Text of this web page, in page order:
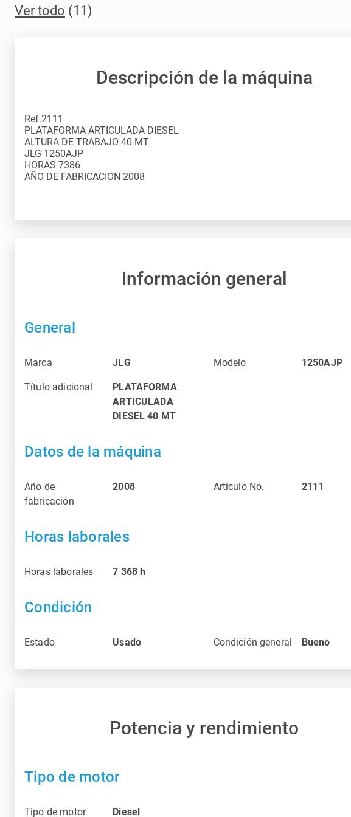
Ver todo (11)
Descripción de la máquina
Ref.2111
PLATAFORMA ARTICULADA DIESEL
ALTURA DE TRABAJO 40 MT
JLG 1250AJP
HORAS 7386
AÑO DE FABRICACION 2008
Información general
General
Marca JLG Modelo 1250AJP
Título adicional
PLATAFORMA
ARTICULADA
DIESEL 40 MT
Datos de la máquina
Año de
fabricación
2008 Artículo No. 2111
Horas laborales
Horas laborales 7 368h
Condición
Estado Usado Condición general Bueno
Potencia y rendimiento
Tipo de motor
Tipo de motor Diesel